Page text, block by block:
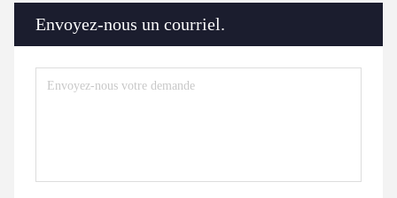
Envoyez-nous un courriel.